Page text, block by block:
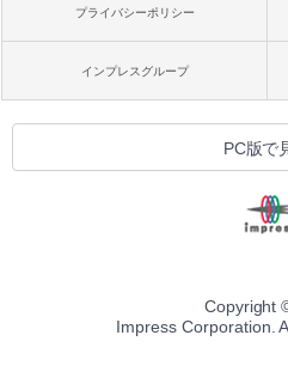
プライバシーポリシー
インプレスグループ
PC版で
Copyright
Impress Corporation.